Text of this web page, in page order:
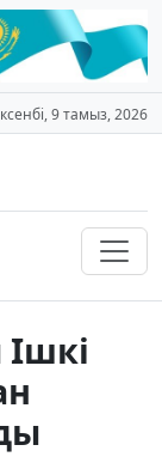
9 тамыз, 2026